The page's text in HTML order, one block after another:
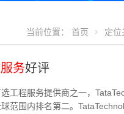
当前位置： 首页 定位
务好评
工程服务提供商之一，
范围内排名第二。